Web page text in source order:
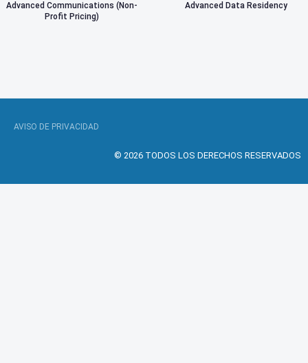
Advanced Communications (Non-
Profit Pricing)
Advanced Data Residency
AVISO DE PRIVACIDAD
© 2026 TODOS LOS DERECHOS RESERVADOS